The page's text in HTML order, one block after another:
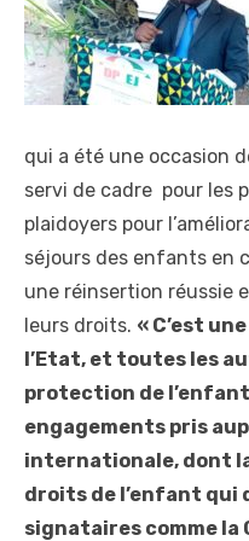
qui a été une occasion
servi de cadre pour les
plaidoyers pour
séjours des enfants en
une réinsertion réussie
leurs droits. « C’est
l’Etat, et toutes les
protection de l’enfant
engagements pris
internationale, dont
droits de l’enfant qui
signataires comme la